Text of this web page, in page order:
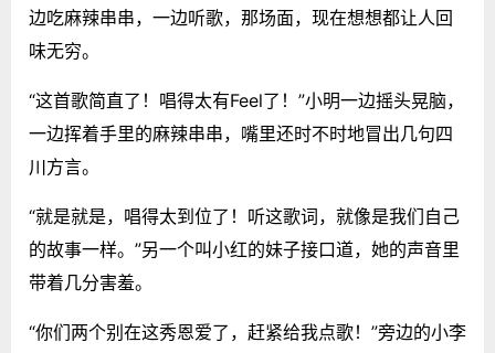
边吃麻辣串串，一边听歌，那场面，现在想想都让人回
味无穷。
“这首歌简直了！唱得太有Feel了！”小明一边摇头晃脑，
一边挥着手里的麻辣串串，嘴里还时不时地冒出几句四
川方言。
“就是就是，唱得太到位了！听这歌词，就像是我们自己
的故事一样。”另一个叫小红的妹子接口道，她的声音里
带着几分害羞。
“你们两个别在这秀恩爱了，赶紧给我点歌！”旁边的小李